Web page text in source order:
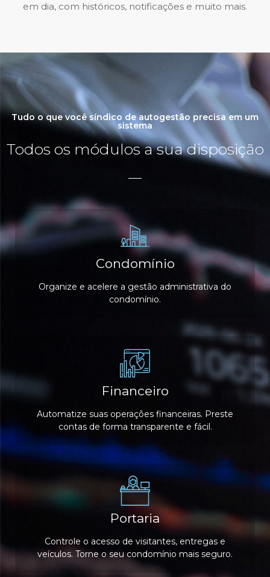
em dia, com históricos, notificações e muito mais.
Tudo o que você síndico de autogestão precisa em um
sistema
Todos os módulos a sua disposição
Condomínio
Organize e acelere a gestão administrativa do
condomínio.
Financeiro
Automatize suas operações financeiras. Preste
contas de forma transparente e fácil.
Portaria
Controle o acesso de visitantes, entregas e
veículos. Torne o seu condomínio mais seguro.